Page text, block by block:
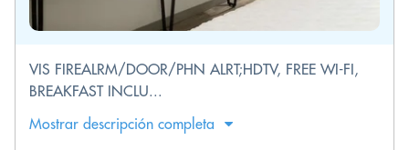
VIS FIREALRM/DOOR/PHN ALRT;HDTV, FREE WI-FI,
BREAKFAST INCLU...
Mostrar descripción completa